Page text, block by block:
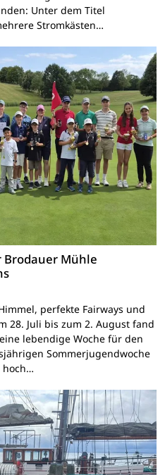
Unter dem Titel
Stromkästen…
Brodauer Mühle
perfekte Fairways und
28. Juli bis zum 2. August fand
lebendige Woche für den
Sommerjugendwoche
hoch…